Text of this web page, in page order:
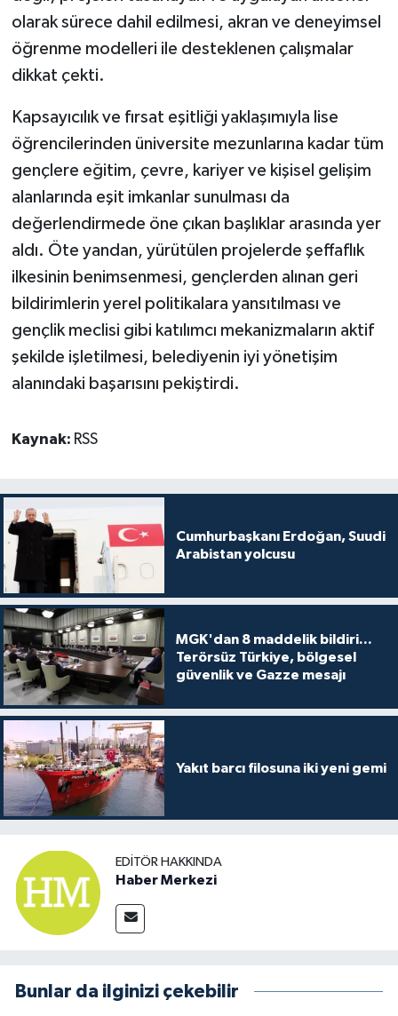
olarak sürece dahil edilmesi, akran ve deneyimsel
öğrenme modelleri ile desteklenen çalışmalar
dikkat çekti.
Kapsayıcılık ve fırsat eşitliği yaklaşımıyla lise
öğrencilerinden üniversite mezunlarına kadar tüm
gençlere eğitim, çevre, kariyer ve kişisel gelişim
alanlarında eşit imkanlar sunulması da
değerlendirmede öne çıkan başlıklar arasında yer
aldı. Öte yandan, yürütülen projelerde şeffaflık
ilkesinin benimsenmesi, gençlerden alınan geri
bildirimlerin yerel politikalara yansıtılması ve
gençlik meclisi gibi katılımcı mekanizmaların aktif
şekilde işletilmesi, belediyenin iyi yönetişim
alanındaki başarısını pekiştirdi.
Kaynak: RSS
Cumhurbaşkanı Erdoğan, Suudi
Arabistan yolcusu
MGK'dan 8 maddelik bildiri...
Terörsüz Türkiye, bölgesel
güvenlik ve Gazze mesajı
Yakıt barcı filosuna iki yeni gemi
EDITÖR HAKKINDA
Haber Merkezi
Bunlar da ilginizi çekebilir